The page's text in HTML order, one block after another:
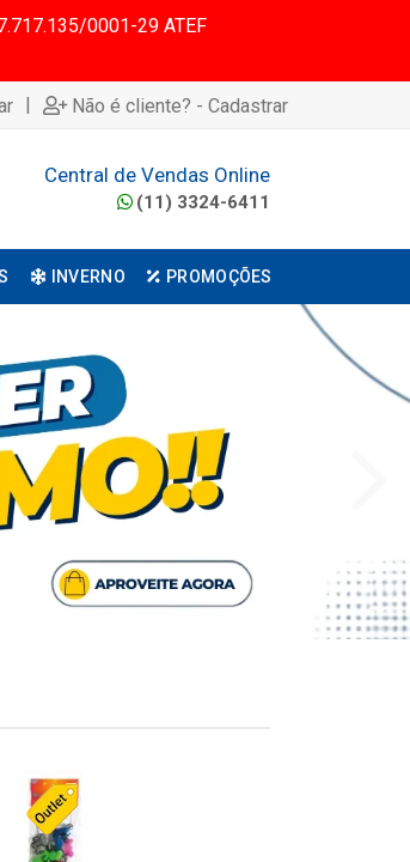
0001-29 ATEF
| Não é cliente? - Cadastrar
Central de Vendas Online
(11) 3324-6411
INVERNO PROMOÇÕES